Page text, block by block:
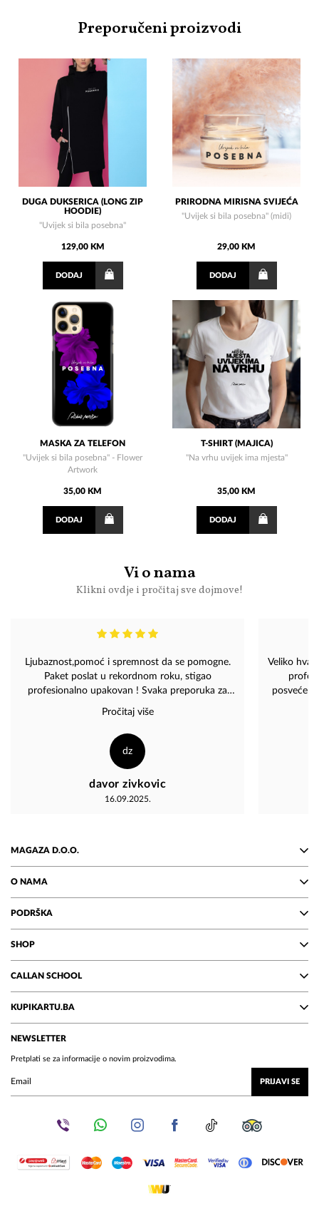
Preporučeni proizvodi
DUGA DUKSERICA (LONG ZIP
HOODIE)
"Uvijek si bila posebna"
129,00 KM
DODAJ
PRIRODNA MIRISNA SVIJEĆA
"Uvijek si bila posebna" (midi)
29,00 KM
DODAJ
MASKA ZA TELEFON
"Uvijek si bila posebna" - Flower
Artwork
35,00 KM
DODAJ
T-SHIRT (MAJICA)
"Na vrhu uvijek ima mjesta"
35,00 KM
DODAJ
Vi o nama
Klikni ovdje i pročitaj sve dojmove!
Ljubaznost,pomoć i spremnost da se pomogne.
Paket poslat u rekordnom roku, stigao
profesionalno upakovan ! Svaka preporuka za
Magazu!
Pročitaj više
dz
davor zivkovic
16.09.2025.
Veliko
MAGAZA D.O.O.
O NAMA
PODRŠKA
SHOP
CALLAN SCHOOL
KUPIKARTU.BA
NEWSLETTER
Pretplati se za informacije o novim proizvodima.
PRIJAVI SE